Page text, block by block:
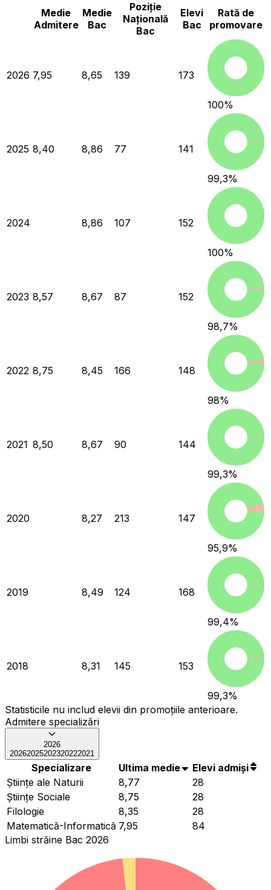
Medie
Admitere
Medie
Bac
Poziție
Națională
Bac
Elevi
Bac
Rată de
promovare
2026 7,95 8,65 139 173
100%
2025 8,40 8,86 77 141
99,3%
2024 8,86 107 152
100%
2023 8,57 8,67 87 152
98,7%
2022 8,75 8,45 166 148
98%
2021 8,50 8,67 90 144
99,3%
2020 8,27 213 147
95,9%
2019 8,49 124 168
99,4%
2018 8,31 145 153
99,3%
Statisticile nu includ elevii din promoțiile anterioare.
Admitere specializări
2026
20262025202320222021
Specializare Ultima medie
Elevi admiși
Ştiinţe ale Naturii
8,77
28
Ştiinţe Sociale
8,75
28
Filologie
8,35
28
Matematică-Informatică 7,95
84
Limbi străine Bac 2026